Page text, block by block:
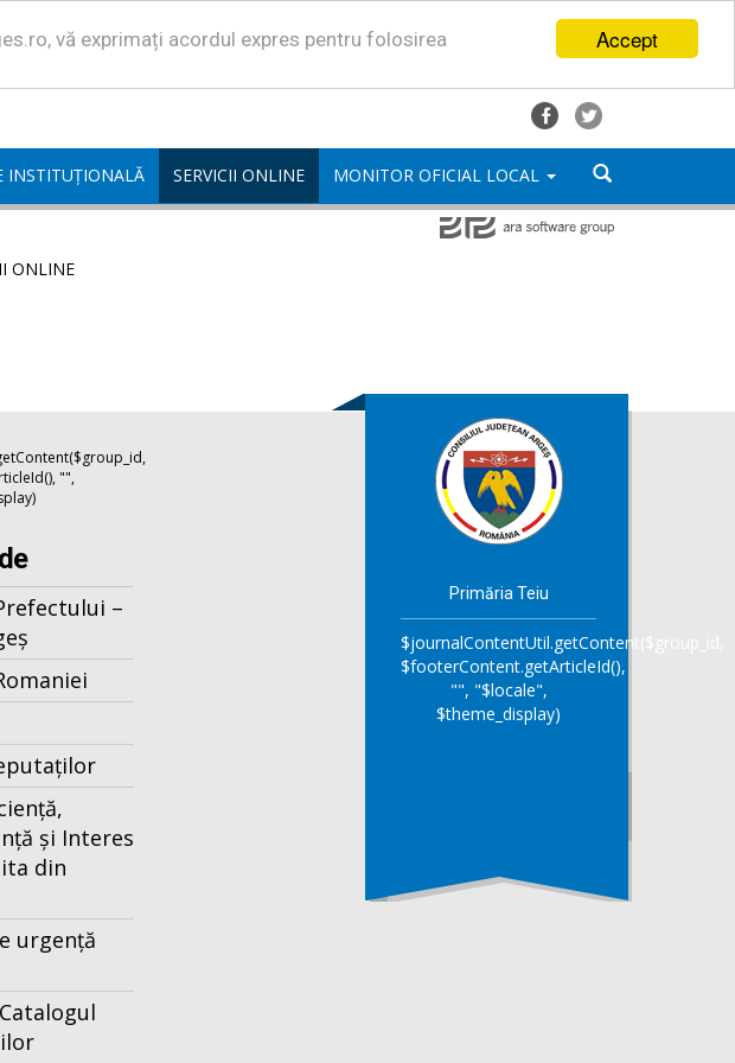
Accept
vă exprimați acordul expres pentru folosirea
INSTITUȚIONALĂ SERVICII ONLINE MONITOR OFICIAL LOCAL
ONLINE
"",
–
și Interes
din
urgență
Primăria Teiu
$journalContentUtil.getContent($group_id,
$footerContent.getArticleId(),
"", "$locale",
$theme_display)